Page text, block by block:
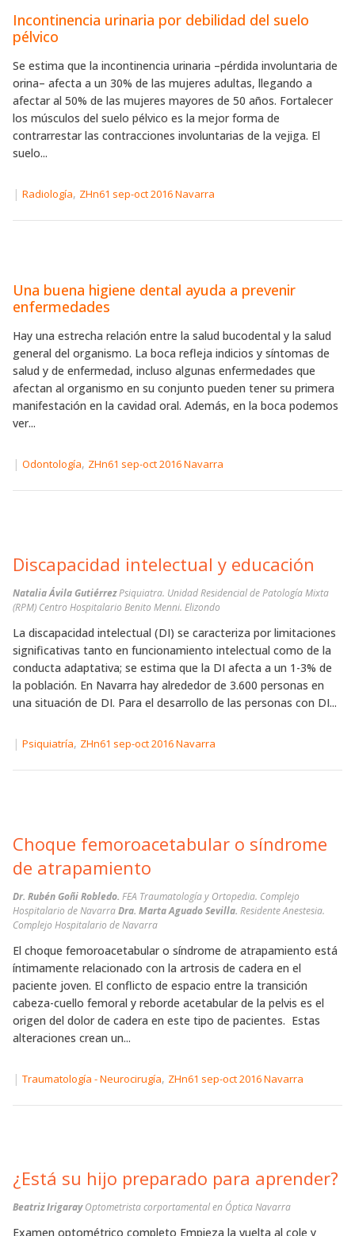
Incontinencia urinaria por debilidad del suelo
pélvico
Se estima que la incontinencia urinaria –pérdida involuntaria de
orina– afecta a un 30% de las mujeres adultas, llegando a
afectar al 50% de las mujeres mayores de 50 años. Fortalecer
los músculos del suelo pélvico es la mejor forma de
contrarrestar las contracciones involuntarias de la vejiga. El
suelo...
| Radiología, ZHn61 sep-oct 2016 Navarra
Una buena higiene dental ayuda a prevenir
enfermedades
Hay una estrecha relación entre la salud bucodental y la salud
general del organismo. La boca refleja indicios y síntomas de
salud y de enfermedad, incluso algunas enfermedades que
afectan al organismo en su conjunto pueden tener su primera
manifestación en la cavidad oral. Además, en la boca podemos
ver...
| Odontología, ZHn61 sep-oct 2016 Navarra
Discapacidad intelectual y educación
Natalia Ávila GutiérrezPsiquiatra. Unidad Residencial de Patología Mixta
(RPM) Centro Hospitalario Benito Menni. Elizondo
La discapacidad intelectual (DI) se caracteriza por limitaciones
significativas tanto en funcionamiento intelectual como de la
conducta adaptativa; se estima que la DI afecta a un 1-3% de
la población. En Navarra hay alrededor de 3.600 personas en
una situación de DI. Para el desarrollo de las personas con DI...
| Psiquiatría, ZHn61 sep-oct 2016 Navarra
Choque femoroacetabular o síndrome
de atrapamiento
Dr. Rubén Goñi Robledo. FEA Traumatología y Ortopedia. Complejo
Hospitalario de NavarraDra. Marta Aguado Sevilla. Residente Anestesia.
Complejo Hospitalario de Navarra
El choque femoroacetabular o síndrome de atrapamiento está
íntimamente relacionado con la artrosis de cadera en el
paciente joven. El conflicto de espacio entre la transición
cabeza-cuello femoral y reborde acetabular de la pelvis es el
origen del dolor de cadera en este tipo de pacientes. Estas
alteraciones crean un...
| Traumatología - Neurocirugía, ZHn61 sep-oct 2016 Navarra
¿Está su hijo preparado para aprender?
Beatriz IrigarayOptometrista corportamental en Óptica Navarra
Examen optométrico completo Empieza la vuelta al cole y